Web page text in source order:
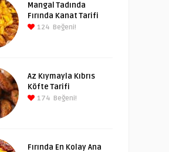
Mangal Tadında
Fırında Kanat Tarifi
124 Beğeni!
Az Kıymayla Kıbrıs
Köfte Tarifi
174 Beğeni!
Fırında En Kolay Ana